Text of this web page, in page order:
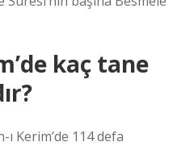
kaç tane
Kerim’de 114 defa